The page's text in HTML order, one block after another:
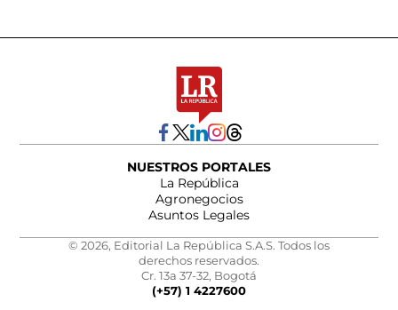
NUESTROS PORTALES
La República
Agronegocios
Asuntos Legales
© 2026, Editorial La República S.A.S. Todos los
derechos reservados.
Cr. 13a 37-32, Bogotá
(+57) 1 4227600